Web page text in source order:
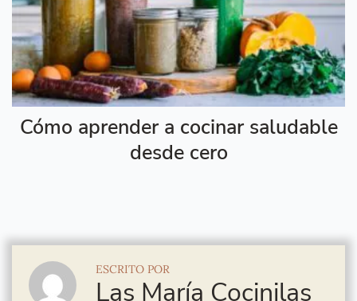
Cómo aprender a cocinar saludable
desde cero
ESCRITO POR
Las María Cocinilas